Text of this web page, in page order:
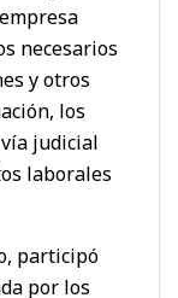
necesarios
y otros
los
judicial
laborales
participó
por los